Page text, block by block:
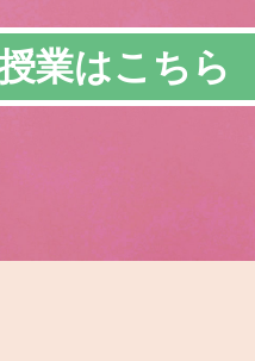
業はこちら